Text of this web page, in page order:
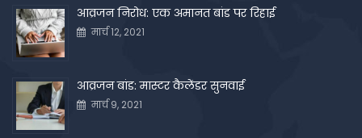
आव्रजन निरोध: एक अमानत बांड पर रिहाई
मार्च 12, 2021
आव्रजन बांड: मास्टर कैलेंडर सुनवाई
मार्च 9, 2021